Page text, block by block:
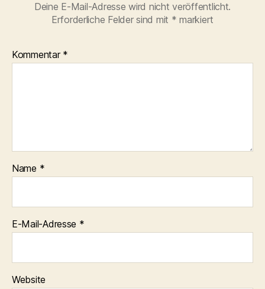
Deine E-Mail-Adresse wird nicht veröffentlicht.
Erforderliche Felder sind mit * markiert
Kommentar *
Name *
E-Mail-Adresse *
Website